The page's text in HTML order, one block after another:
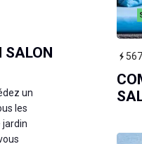
SALON
un
les
jardin